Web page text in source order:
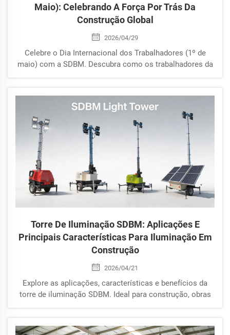
Maio): Celebrando A Força Por Trás Da
Construção Global
2026/04/29
Celebre o Dia Internacional dos Trabalhadores (1º de
maio) com a SDBM. Descubra como os trabalhadores da
Torre De Iluminação SDBM: Aplicações E
Principais Características Para Iluminação Em
Construção
2026/04/21
Explore as aplicações, características e benefícios da
torre de iluminação SDBM. Ideal para construção, obras